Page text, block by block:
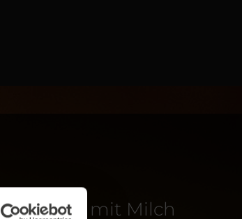
mit Milch